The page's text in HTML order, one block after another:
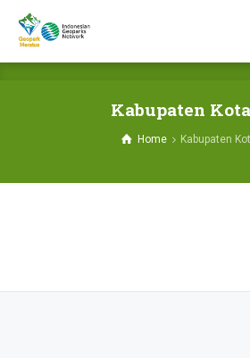
Kabupaten
Home Kabupaten